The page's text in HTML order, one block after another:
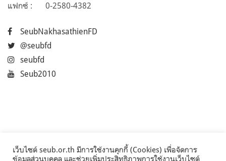
แฟกซ์ :
0-2580-4382
SeubNakhasathienFD
@seubfd
seubfd
Seub2010
เว็บไซต์ seub.or.th มีการใช้งานคุกกี้ (Cookies) เพื่อจัดการ
ข้อมูลส่วนบุคคล และช่วยเพิ่มประสิทธิภาพการใช้งานเว็บไซต์